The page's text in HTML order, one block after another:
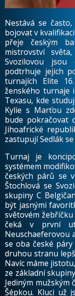
Nestává se
bojovat v
přeje českým
mistrovství
Svozilovou
podtrhuje jejich
turnajích Elite
ženského turnaje
Texasu, kde
Kylie s Marťou
bude pokračovat
Jihoafrické
zastupují Sedlák
Turnaj je
systémem
českých párů se
Štochlová se
skupiny C
být jasnými
světovém
čeká v první
Neuschaeferovou
se oba české
druhou stranu
Navíc máme
ze základní
Jediným mužským
Šépkou. Kluci už